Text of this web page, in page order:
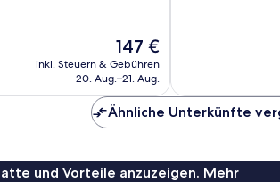
Der
Preis
beträgt
147 €
inkl. Steuern & Gebühren
20. Aug.–21. Aug.
Ähnliche Unterkünfte
und Vorteile anzuzeigen. Mehr